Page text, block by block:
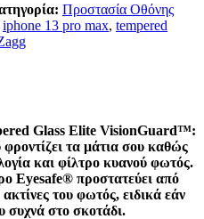
Προστασία Οθόνης
iphone 13 pro max, tempered
Glass Elite VisionGuard™:
τα μάτια σου καθώς
και φίλτρο κυανού φωτός.
Eyesafe® προστατεύει από
του φωτός, ειδικά εάν
συχνά στο σκοτάδι.